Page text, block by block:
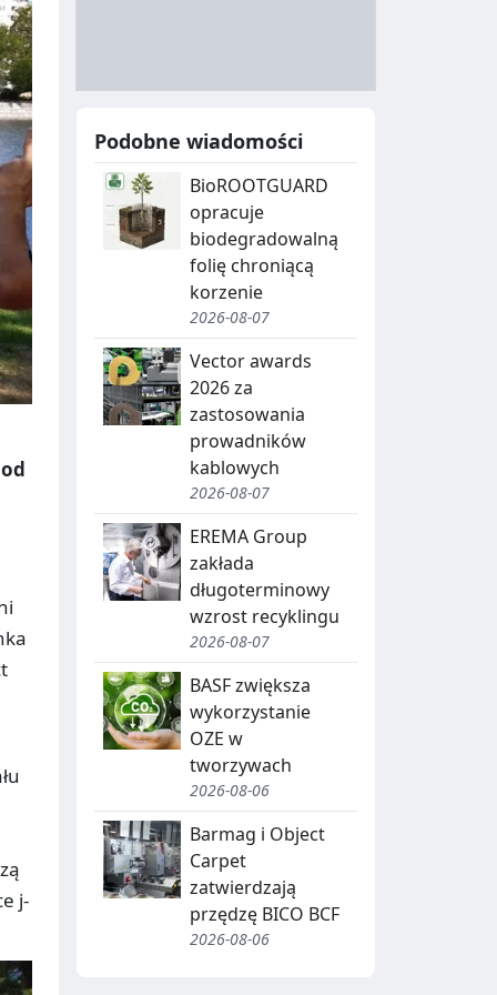
j-
I
E
,
E
G
A
J
A
R
E
C
Y
L
N
U
C
J
O
D
B
Podobne wiadomości
BioROOTGUARD
opracuje
biodegradowalną
folię chroniącą
korzenie
2026-08-07
Vector awards
2026 za
zastosowania
prowadników
kablowych
2026-08-07
EREMA Group
zakłada
długoterminowy
wzrost recyklingu
2026-08-07
BASF zwiększa
wykorzystanie
OZE w
tworzywach
2026-08-06
Barmag i Object
Carpet
zatwierdzają
przędzę BICO BCF
2026-08-06